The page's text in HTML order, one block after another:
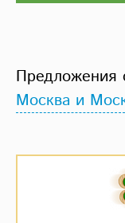
Предложения
Москва и